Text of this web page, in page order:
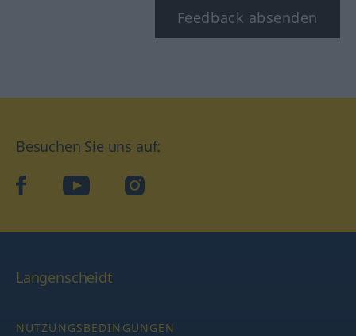
Feedback absenden
Besuchen Sie uns auf:
facebookYouTube Instagram
Langenscheidt
NUTZUNGSBEDINGUNGEN